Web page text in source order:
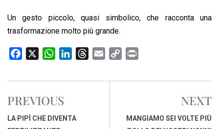
Un gesto piccolo, quasi simbolico, che racconta una
trasformazione molto più grande.
c
b
o
W
a
s
A
n
d
r
a
p
i
PREVIOUS
LA PIPÌ CHE DIVENTA
NEXT
MANGIAMO SEI VOLTE PIÙ